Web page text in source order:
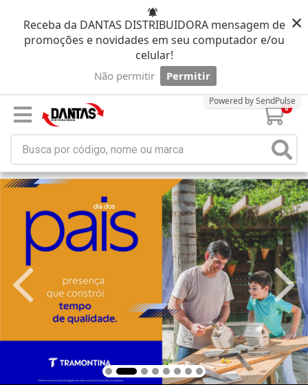
Receba da DANTAS DISTRIBUIDORA mensagem de
promoções e novidades em seu computador e/ou
celular!
Não permitir Permitir
Powered by SendPulse
×
0